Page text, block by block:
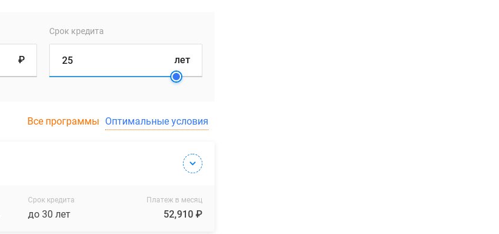
₽
Срок кредита
лет
Все программы Оптимальные условия
Срок кредита
до 30 лет
Платеж в месяц
52,910 ₽